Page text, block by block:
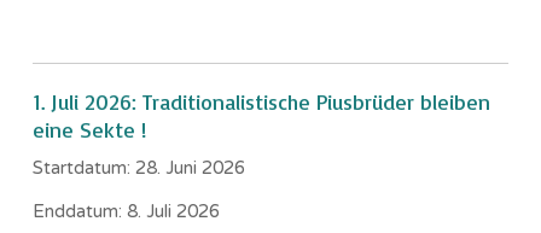
1. Juli 2026: Traditionalistische Piusbrüder bleiben
eine Sekte !
Startdatum: 28. Juni 2026
Enddatum: 8. Juli 2026